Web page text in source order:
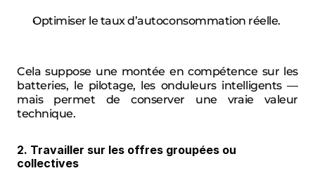
Optimiser le taux d’autoconsommation réelle.
Cela suppose une montée en compétence sur les
batteries, le pilotage, les onduleurs intelligents —
mais permet de conserver une vraie valeur
technique.
2. Travailler sur les offres groupées ou
collectives